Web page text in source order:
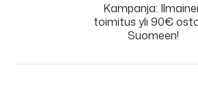
Kampanja:
toimitus yli 90€
Suomeen!